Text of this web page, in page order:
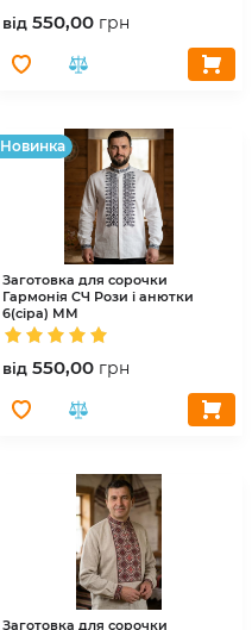
вiд 550,00 грн
Hовинка
Заготовка для сорочки
Гармонія СЧ Рози і анютки
6(сіра) ММ
вiд 550,00 грн
Заготовка для сорочки